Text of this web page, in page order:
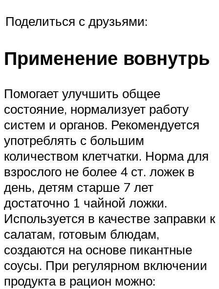
Поделиться с друзьями:
Применение вовнутрь
Помогает улучшить общее
состояние, нормализует работу
систем и органов. Рекомендуется
употреблять с большим
количеством клетчатки. Норма для
взрослого не более 4 ст. ложек в
день, детям старше 7 лет
достаточно 1 чайной ложки.
Используется в качестве заправки к
салатам, готовым блюдам,
создаются на основе пикантные
соусы. При регулярном включении
продукта в рацион можно: